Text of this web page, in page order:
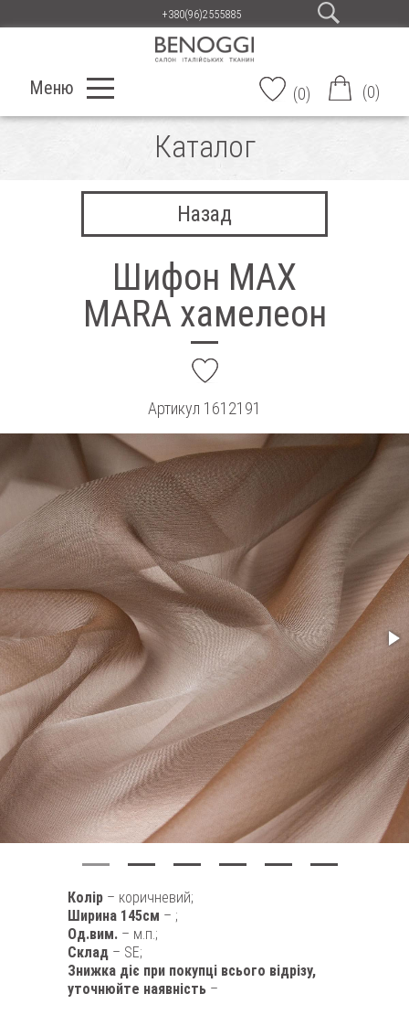
+380(96)2555885
Меню (0) (0)
Каталог
Назад
Шифон MAX
MARA хамелеон
Артикул 1612191
Колір – коричневий;
Ширина 145см – ;
Од.вим. – м.п.;
Склад – SE;
Знижка діє при покупці всього відрізу,
уточнюйте наявність –